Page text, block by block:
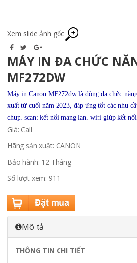
Xem slide ảnh gốc
MÁY IN ĐA CHỨC
MF272DW
Máy in Canon MF272dw là dòng đa chức
xuất từ cuối năm 2023, đáp ứng tốt các nhu
chụp, scan; kết nối mạng lan, wifi giúp kết
Giá: Call
Hãng sản xuất: CANON
Bảo hành: 12 Tháng
Số lượt xem: 911
Mô tả
THÔNG TIN CHI TIẾT